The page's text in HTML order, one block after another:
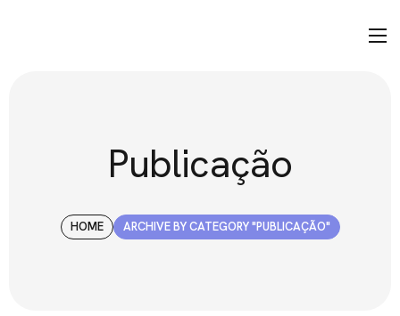
Publicação
HOME ARCHIVE BY CATEGORY "PUBLICAÇÃO"